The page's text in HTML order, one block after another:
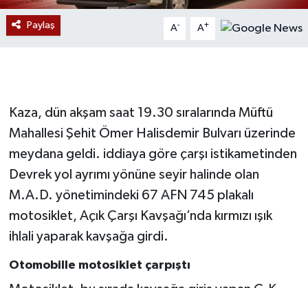
Paylaş A- A+
Kaza, dün akşam saat 19.30 sıralarında Müftü
Mahallesi Şehit Ömer Halisdemir Bulvarı üzerinde
meydana geldi. iddiaya göre çarşı istikametinden
Devrek yol ayrımı yönüne seyir halinde olan
M.A.D. yönetimindeki 67 AFN 745 plakalı
motosiklet, Açık Çarşı Kavşağı’nda kırmızı ışık
ihlali yaparak kavşağa girdi.
Otomobille motosiklet çarpıştı
Eğitim
Gökçebey
GÜNDEM
İş ilanı
Kültür - Sanat